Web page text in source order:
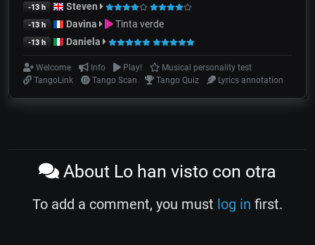
-13 h Steven
-13 h Davina Tinta verde
-13 h Daniela
Welcome Info Play!
Musical personality test
TangoLink
Tango Scan Tango Quiz Lyrics annotation
About Lo han visto con otra
To add a comment, you must log in first.